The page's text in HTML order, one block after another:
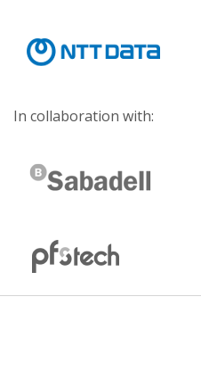
In collaboration with: